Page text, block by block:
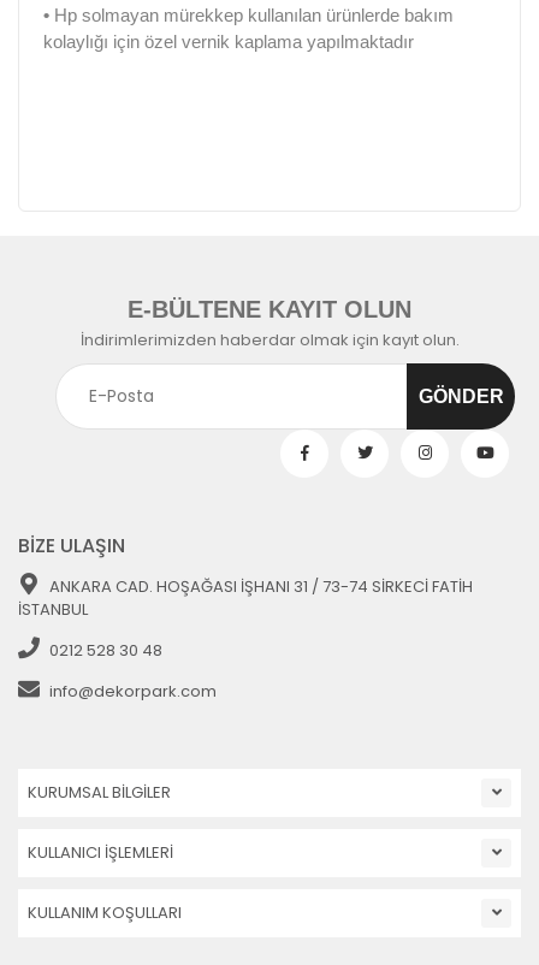
• Hp solmayan mürekkep kullanılan ürünlerde bakım
kolaylığı için özel vernik kaplama yapılmaktadır
E-BÜLTENE KAYIT OLUN
İndirimlerimizden haberdar olmak için kayıt olun.
BİZE ULAŞIN
ANKARA CAD. HOŞAĞASI İŞHANI 31 / 73-74 SİRKECİ FATİH
İSTANBUL
0212 528 30 48
info@dekorpark.com
KURUMSAL BİLGİLER
KULLANICI İŞLEMLERİ
KULLANIM KOŞULLARI